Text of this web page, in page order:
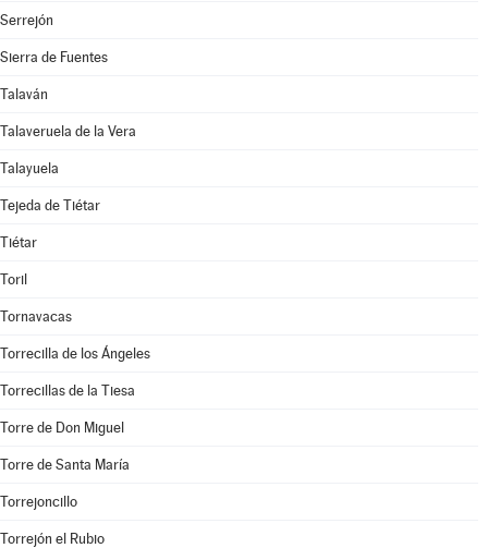
Serrejón
Sierra de Fuentes
Talaván
Talaveruela de la Vera
Talayuela
Tejeda de Tiétar
Tiétar
Toril
Tornavacas
Torrecilla de los Ángeles
Torrecillas de la Tiesa
Torre de Don Miguel
Torre de Santa María
Torrejoncillo
Torrejón el Rubio